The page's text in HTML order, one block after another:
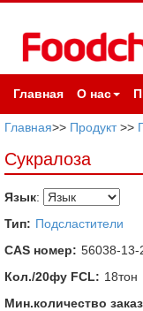
Главная О нас
Главная>> Продукт>>
Сукралоза
Язык:
Тип: Подсластители
CAS номер: 56038-13-
Кол./20фу FCL: 18тон
Мин.количество